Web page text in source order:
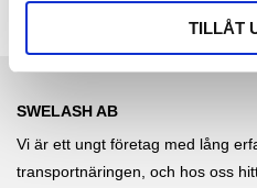
TILLÅT
SWELASH AB
Vi är ett ungt företag med lång
transportnäringen, och hos oss